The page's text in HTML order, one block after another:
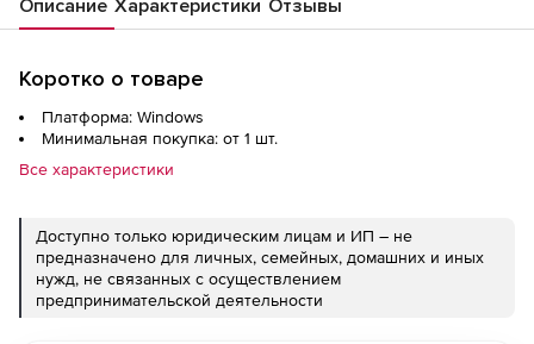
Описание Характеристики Отзывы
Коротко о товаре
Платформа: Windows
Минимальная покупка: от 1 шт.
Все характеристики
Доступно только юридическим лицам и ИП – не
предназначено для личных, семейных, домашних и иных
нужд, не связанных с осуществлением
предпринимательской деятельности